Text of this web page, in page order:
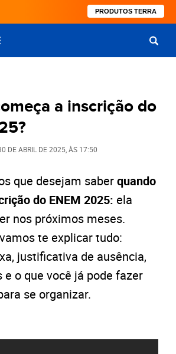
PRODUTOS TERRA
a inscrição do
DE ABRIL DE 2025 , ÀS 17:50
que desejam saberquando
do ENEM 2025: ela
nos próximos meses.
te explicar tudo:
justificativa de ausência,
e o que você já pode fazer
se organizar.